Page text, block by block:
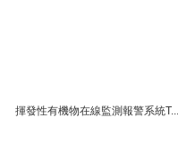
揮發性有機物在線監測報警系統T...